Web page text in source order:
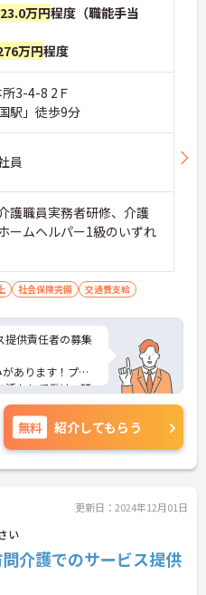
万円程度（職能手当
万円程度
3-4-8 2Ｆ
駅」徒歩9分
員
護職員実務者研修、介護
ームヘルパー1級のいずれ
社会保険完備 交通費支給
提供責任者の募集
あります！プラ
活かして働け、研
指せる環境も整っ
トなど、さらに詳
相談ください。
無料 紹介してもらう
更新日：2024年12月01日
い
介護でのサービス提供